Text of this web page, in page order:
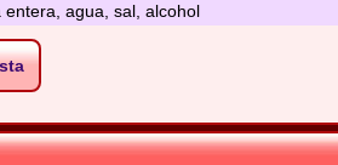
entera, agua, sal, alcohol